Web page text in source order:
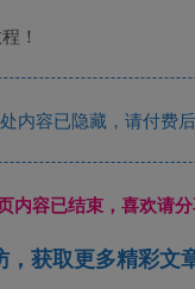
！
内容已隐藏，请付费
内容已结束，喜欢请
获取更多精彩文